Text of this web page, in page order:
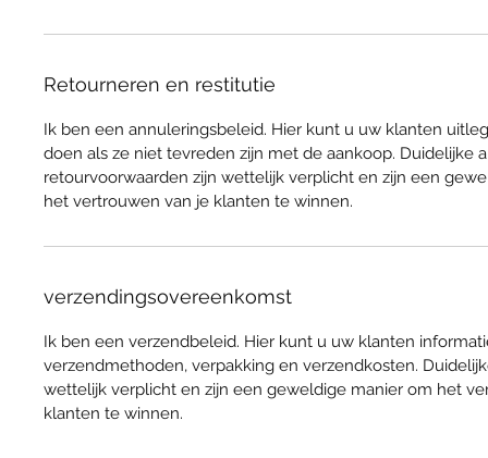
Retourneren en restitutie
Ik ben een annuleringsbeleid. Hier kunt u uw klanten
doen als ze niet tevreden zijn met de aankoop. Duidelijke
retourvoorwaarden zijn wettelijk verplicht en zijn een
het vertrouwen van je klanten te winnen.
verzendingsovereenkomst
Ik ben een verzendbeleid. Hier kunt u uw klanten
verzendmethoden, verpakking en verzendkosten.
wettelijk verplicht en zijn een geweldige manier om het
klanten te winnen.